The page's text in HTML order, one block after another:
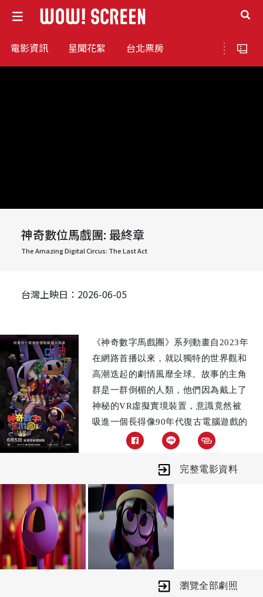
電影資訊 星聞花絮 台北票房
神奇數位馬戲團: 最終章
The Amazing Digital Circus: The Last Act
台灣上映日：2026-06-05
《神奇數字馬戲團》系列動畫自2023年
在網路首播以來，就以獨特的世界觀和
高潮迭起的劇情風靡全球。故事的主角
群是一群倒楣的人類，他們因為戴上了
神秘的VR虛擬實境裝置，意識竟然被
吸進一個長得像90年代復古電腦遊戲的
「數字馬戲團」裡。在這裡，他們不僅
憶，更慘的是，這裡完全找不到出口！
因此，馬戲團的AI主辦人只好每天會逼
他們進行各種莫名其妙、超級無厘頭的
冒險遊戲，以免他們因為過於無聊而發
瘋。
劇場版【神奇數字馬戲團：最終章】把
最新推出的第8集，加上長達一小時、
從未曝光的第9集最終章完美結合，還
完整電影資料
瀏覽全部劇照